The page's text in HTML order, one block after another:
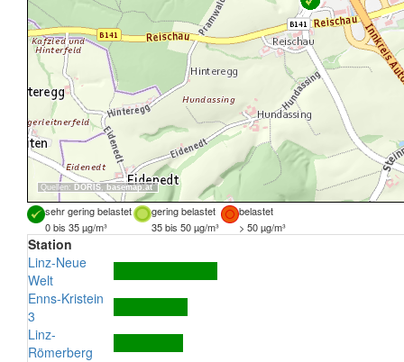
Quellen: DORIS, basemap.at
sehr gering belastet gering belastet
belastet
0 bis 35 µg/m³
35 bis 50 µg/m³ > 50 µg/m³
Station
Linz-Neue
Welt
Enns-Kristein
3
Linz-
Römerberg